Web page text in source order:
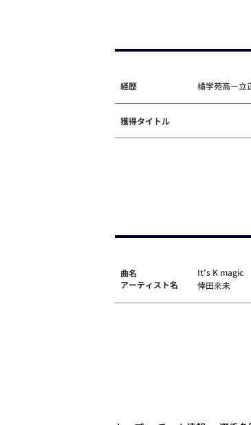
経歴 橘学苑高－立
獲得タイトル
曲名
アーティスト名
It's K magic
倖田來未